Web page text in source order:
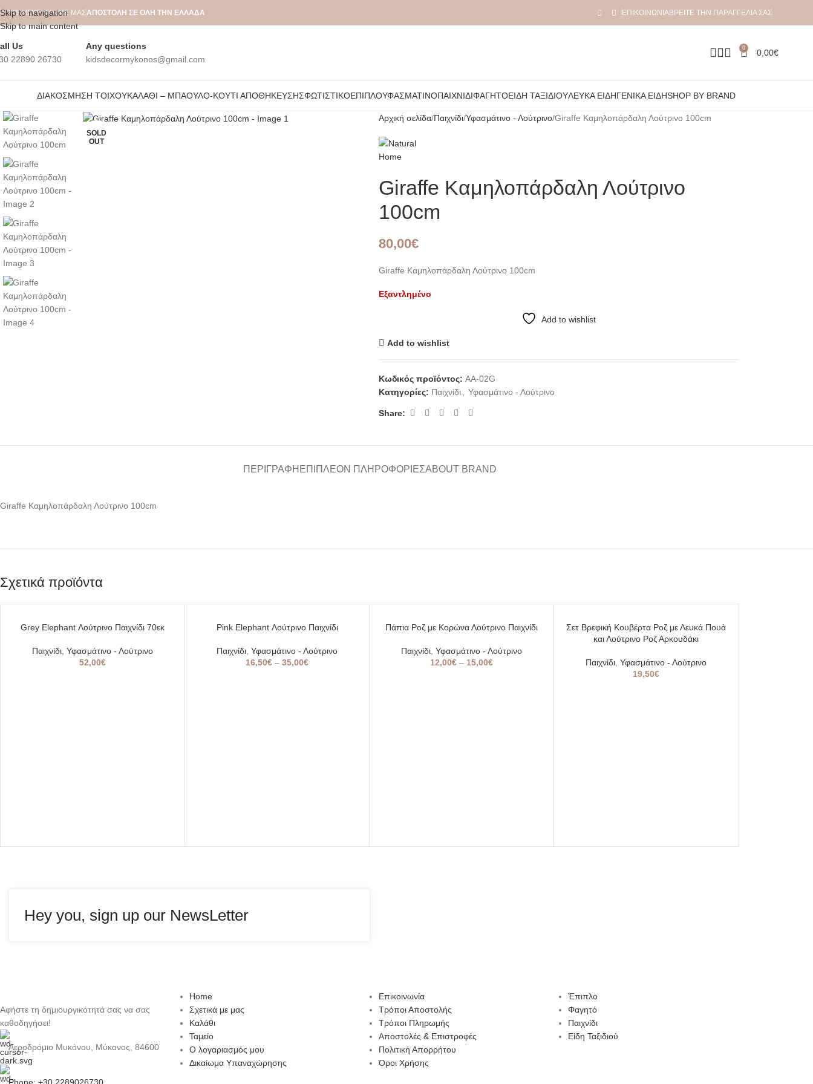
Skip to navigation
Skip to main content
ΑΡΧΙΚΉΣΧΕΤΙΚΆ ΜΕ ΜΑΣΑΠΟΣΤΟΛΗ ΣΕ ΟΛΗ ΤΗΝ ΕΛΛΑΔΑ ΕΠΙΚΟΙΝΩΝΊΑΒΡΕΊΤΕ ΤΗΝ ΠΑΡΑΓΓΕΛΊΑ ΣΑΣ
Us
22890 26730
Any questions
kidsdecormykonos@gmail.com
0 0,00€
ΔΙΑΚΌΣΜΗΣΗ ΤΟΊΧΟΥΚΑΛΆΘΙ – ΜΠΑΟΎΛΟ-ΚΟΥΤΊ ΑΠΟΘΉΚΕΥΣΗΣΦΩΤΙΣΤΙΚΌΈΠΙΠΛΟΥΦΑΣΜΆΤΙΝΟΠΑΙΧΝΊΔΙΦΑΓΗΤΌΕΊΔΗ ΤΑΞΙΔΙΟΎΛΕΥΚΆ ΕΊΔΗΓΕΝΙΚΆ ΕΊΔΗSHOP BY BRAND
SOLD
OUT
Click to enlarge
Αρχική σελίδα Παιχνίδι Υφασμάτινο - Λούτρινο Giraffe Καμηλοπάρδαλη Λούτρινο 100cm
Giraffe Καμηλοπάρδαλη Λούτρινο
100cm
80,00€
Giraffe Καμηλοπάρδαλη Λούτρινο 100cm
Εξαντλημένο
Add to wishlist
Add to wishlist
Κωδικός προϊόντος: AA-02G
Κατηγορίες: Παιχνίδι Υφασμάτινο - Λούτρινο
Share:
ΠΕΡΙΓΡΑΦΉ ΕΠΙΠΛΈΟΝ ΠΛΗΡΟΦΟΡΊΕΣABOUT BRAND
Giraffe Καμηλοπάρδαλη Λούτρινο 100cm
Σχετικά προϊόντα
SOLD
Grey Elephant Λούτρινο Παιχνίδι 70εκ
Παιχνίδι Υφασμάτινο - Λούτρινο
52,00€
Pink Elephant Λούτρινο Παιχνίδι
Παιχνίδι Υφασμάτινο - Λούτρινο
16,50€ – 35,00€
SOLD
Πάπια Ροζ με Κορώνα Λούτρινο Παιχνίδι
Παιχνίδι Υφασμάτινο - Λούτρινο
12,00€ – 15,00€
SOLD
Σετ Βρεφική Κουβέρτα Ροζ με Λευκά Πουά
και Λούτρινο Ροζ Αρκουδάκι
Παιχνίδι Υφασμάτινο - Λούτρινο
19,50€
Hey you, sign up our NewsLetter
Αφήστε τη δημιουργικότητά σας να σας
καθοδηγήσει!
Αεροδρόμιο Μυκόνου, Μύκονος, 84600
Home
Σχετικά με μας
Καλάθι
Ταμείο
Ο λογαριασμός μου
Δικαίωμα Υπαναχώρησης
Επικοινωνία
Τρόποι Αποστολής
Τρόποι Πληρωμής
Αποστολές & Επιστροφές
Πολιτική Απορρήτου
Όροι Χρήσης
Έπιπλο
Φαγητό
Παιχνίδι
Είδη Ταξιδιού